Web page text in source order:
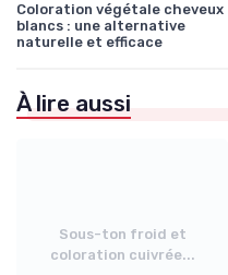
Coloration végétale cheveux
blancs : une alternative
naturelle et efficace
À lire aussi
Sous-ton froid et
coloration cuivrée...